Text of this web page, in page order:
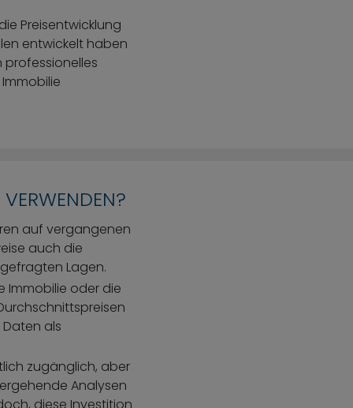
Preisentwicklung
entwickelt haben
professionelles
auf vergangenen
auch die
Lagen.
Immobilie oder die
als
zugänglich, aber
Analysen